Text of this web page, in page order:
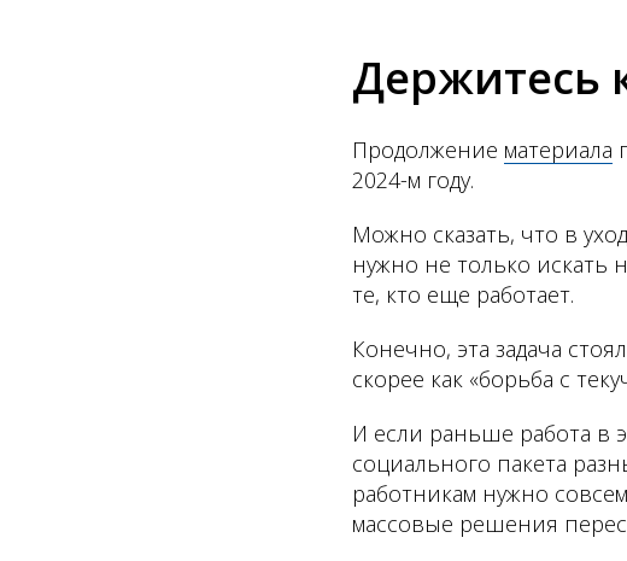
Держитесь
Продолжение материала
2024-м году.
Можно сказать, что в
нужно не только искать
те, кто еще работает.
Конечно, эта задача
скорее как «борьба с
И если раньше работа в
социального пакета
работникам нужно
массовые решения